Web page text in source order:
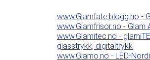
www.Glamfate.blogg.no -
www.Glamfrisor.no - Glam
www.Glamitec.no -
glasstrykk, digitaltrykk
www.Glamo.no - LED-